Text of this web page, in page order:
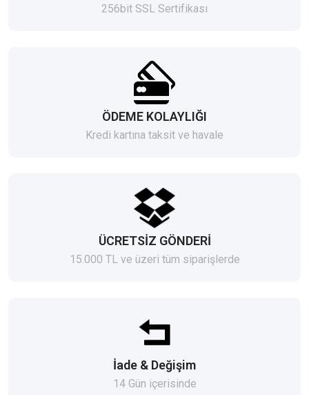
256bit SSL Sertifikası
ÖDEME KOLAYLIĞI
Kredi kartına taksit ve havale
ÜCRETSİZ GÖNDERİ
15.000 TL ve üzeri tüm siparişlerde
İade & Değişim
14 Gün içerisinde